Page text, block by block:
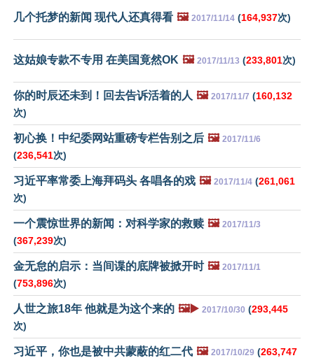
几个托梦的新闻 现代人还真得看 🖼️ 2017/11/14 (164,937次)
这姑娘专款不专用 在美国竟然OK 🖼️ 2017/11/13 (233,801次)
你的时辰还未到！回去告诉活着的人 🖼️ 2017/11/7 (160,132
次)
初心换！中纪委网站重磅专栏告别之后 🖼️ 2017/11/6
(236,541次)
习近平率常委上海拜码头 各唱各的戏 🖼️ 2017/11/4 (261,061
次)
一个震惊世界的新闻：对科学家的救赎 🖼️ 2017/11/3
(367,239次)
金无怠的启示：当间谍的底牌被掀开时 🖼️ 2017/11/1
(753,896次)
人世之旅18年 他就是为这个来的 🖼️▶️ 2017/10/30 (293,445
次)
习近平，你也是被中共蒙蔽的红二代 🖼️ 2017/10/29 (263,747